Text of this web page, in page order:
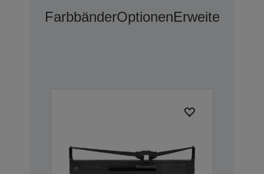
FarbbänderOptionenErweiterter